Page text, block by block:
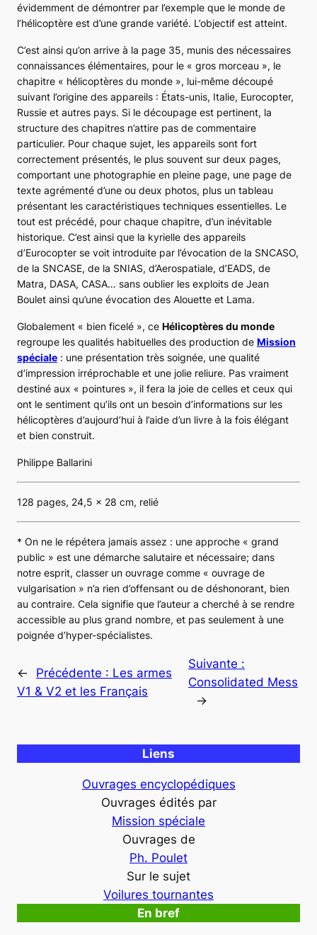
évidemment de démontrer par l’exemple que le monde de
l’hélicoptère est d’une grande variété. L’objectif est atteint.
C’est ainsi qu’on arrive à la page 35, munis des nécessaires
connaissances élémentaires, pour le « gros morceau », le
chapitre « hélicoptères du monde », lui-même découpé
suivant l’origine des appareils : États-unis, Italie, Eurocopter,
Russie et autres pays. Si le découpage est pertinent, la
structure des chapitres n’attire pas de commentaire
particulier. Pour chaque sujet, les appareils sont fort
correctement présentés, le plus souvent sur deux pages,
comportant une photographie en pleine page, une page de
texte agrémenté d’une ou deux photos, plus un tableau
présentant les caractéristiques techniques essentielles. Le
tout est précédé, pour chaque chapitre, d’un inévitable
historique. C’est ainsi que la kyrielle des appareils
d’Eurocopter se voit introduite par l’évocation de la SNCASO,
de la SNCASE, de la SNIAS, d’Aerospatiale, d’EADS, de
Matra, DASA, CASA… sans oublier les exploits de Jean
Boulet ainsi qu’une évocation des Alouette et Lama.
Globalement « bien ficelé », ce Hélicoptères du monde
regroupe les qualités habituelles des production de Mission
spéciale : une présentation très soignée, une qualité
d’impression irréprochable et une jolie reliure. Pas vraiment
destiné aux « pointures », il fera la joie de celles et ceux qui
ont le sentiment qu’ils ont un besoin d’informations sur les
hélicoptères d’aujourd’hui à l’aide d’un livre à la fois élégant
et bien construit.
Philippe Ballarini
128 pages, 24,5 x 28 cm, relié
* On ne le répétera jamais assez : une approche « grand
public » est une démarche salutaire et nécessaire; dans
notre esprit, classer un ouvrage comme « ouvrage de
vulgarisation » n’a rien d’offensant ou de déshonorant, bien
au contraire. Cela signifie que l’auteur a cherché à se rendre
accessible au plus grand nombre, et pas seulement à une
poignée d’hyper-spécialistes.
← Précédente : Les armes
V1 & V2 et les Français
Suivante :
Consolidated Mess
→
Liens
Ouvrages encyclopédiques
Ouvrages édités par
Mission spéciale
Ouvrages de
Ph. Poulet
Sur le sujet
Voilures tournantes
En bref